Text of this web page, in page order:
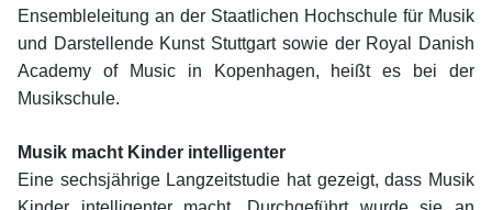
Ensembleleitung an der Staatlichen Hochschule für Musik
und Darstellende Kunst Stuttgart sowie der Royal Danish
Academy of Music in Kopenhagen, heißt es bei der
Musikschule.
Musik macht Kinder intelligenter
Eine sechsjährige Langzeitstudie hat gezeigt, dass Musik